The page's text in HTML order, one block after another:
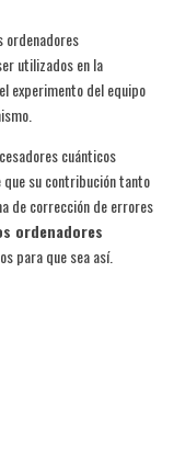
ordenadores
utilizados en la
experimento del equipo
cuánticos
su contribución tanto
de corrección de errores
ordenadores
para que sea así.